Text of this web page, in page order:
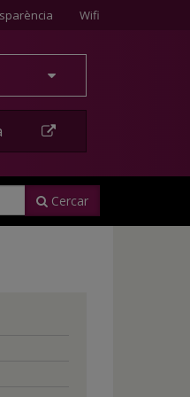
Wifi
Cercar